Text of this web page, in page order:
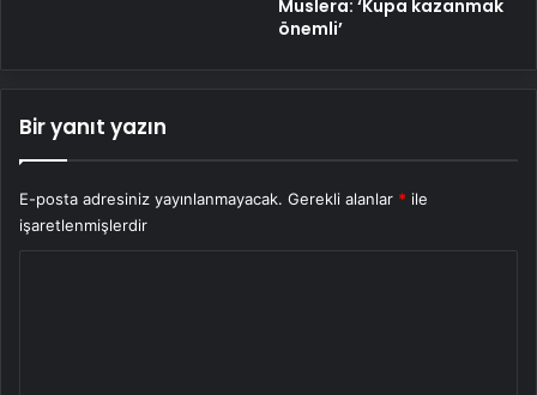
Muslera: ‘Kupa kazanmak
önemli’
Bir yanıt yazın
E-posta adresiniz yayınlanmayacak. Gerekli alanlar * ile
işaretlenmişlerdir